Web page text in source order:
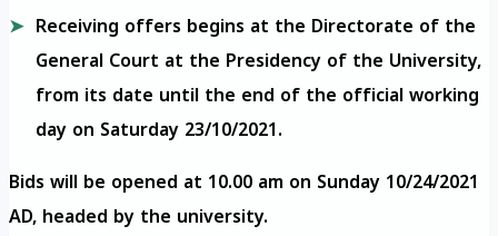
Receiving offers begins at the Directorate of the
General Court at the Presidency of the University,
from its date until the end of the official working
day on Saturday 23/10/2021.
Bids will be opened at 10.00 am on Sunday 10/24/2021
AD, headed by the university.